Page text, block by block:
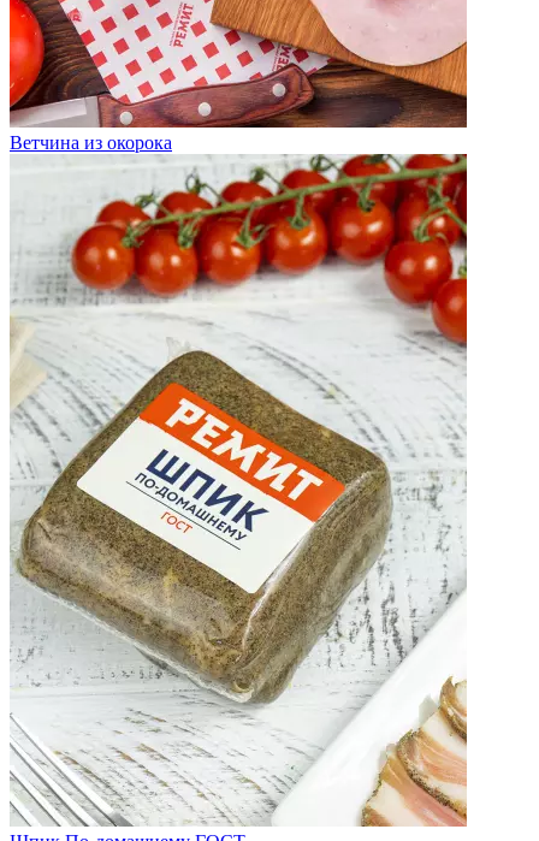
Ветчина из окорока